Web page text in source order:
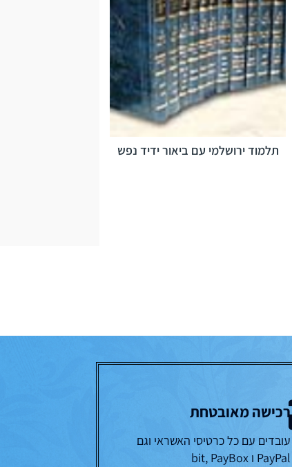
תלמוד ירושלמי עם ביאור ידיד נפש
רכישה מאובטחת
עובדים עם כל כרטיסי האשראי וגם
PayPal ו bit, PayBox